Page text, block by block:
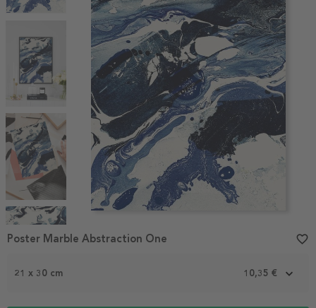
Item
1
21 x 30 cm 10,35 €
Poster Marble Abstraction One favorite_border